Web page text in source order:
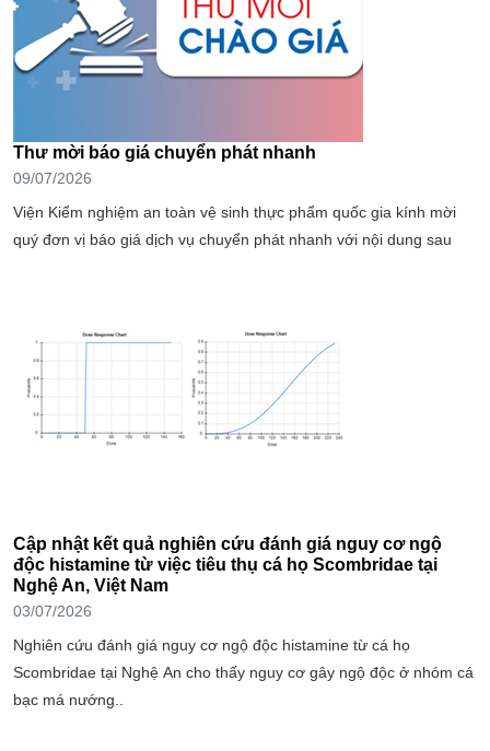
Thư mời báo giá chuyển phát nhanh
09/07/2026
Viện Kiểm nghiệm an toàn vệ sinh thực phẩm quốc gia kính mời
quý đơn vị báo giá dịch vụ chuyển phát nhanh với nội dung sau
Cập nhật kết quả nghiên cứu đánh giá nguy cơ ngộ
độc histamine từ việc tiêu thụ cá họ Scombridae tại
Nghệ An, Việt Nam
03/07/2026
Nghiên cứu đánh giá nguy cơ ngộ độc histamine từ cá họ
Scombridae tại Nghệ An cho thấy nguy cơ gây ngộ độc ở nhóm cá
bạc má nướng..